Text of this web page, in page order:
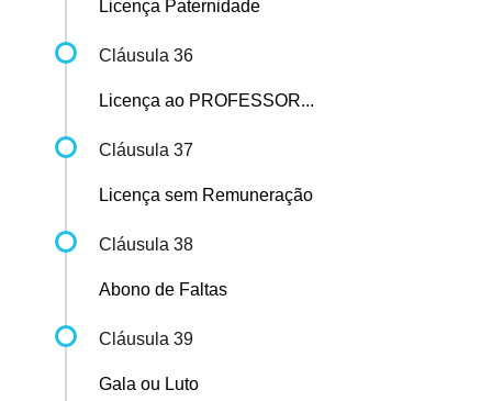
Licença Paternidade
Cláusula 36
Licença ao PROFESSOR...
Cláusula 37
Licença sem Remuneração
Cláusula 38
Abono de Faltas
Cláusula 39
Gala ou Luto